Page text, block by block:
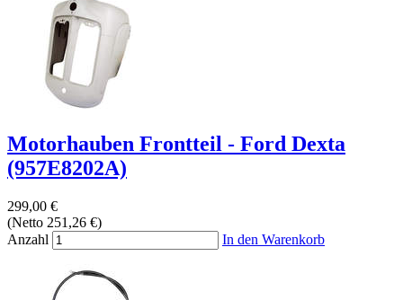
Motorhauben Frontteil - Ford Dexta
(957E8202A)
299,00 €
(Netto 251,26 €)
Anzahl
In den Warenkorb